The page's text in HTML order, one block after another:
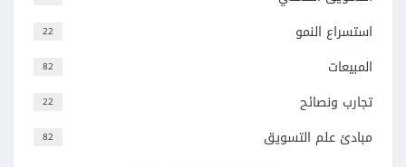
22 استسراع النمو
82 المبيعات
22 تجارب ونصائح
82
مبادئ علم التسويق